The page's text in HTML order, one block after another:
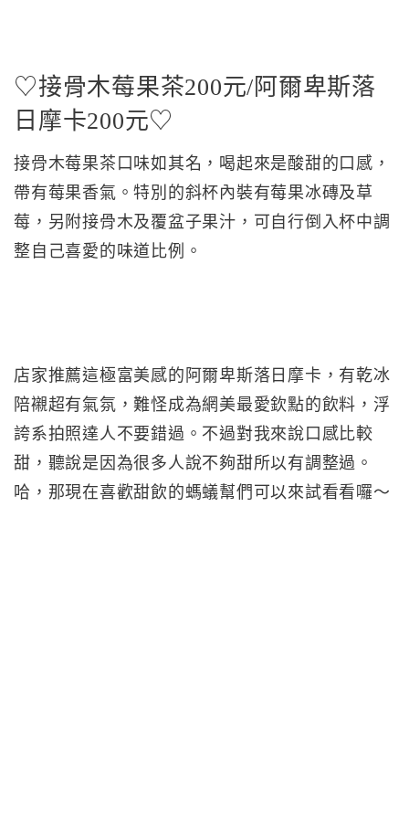
♡接骨木莓果茶200元/阿爾卑斯落
日摩卡200元♡
接骨木莓果茶口味如其名，喝起來是酸甜的口感，
帶有莓果香氣。特別的斜杯內裝有莓果冰磚及草
莓，另附接骨木及覆盆子果汁，可自行倒入杯中調
整自己喜愛的味道比例。
店家推薦這極富美感的阿爾卑斯落日摩卡，有乾冰
陪襯超有氣氛，難怪成為網美最愛欽點的飲料，浮
誇系拍照達人不要錯過。不過對我來說口感比較
甜，聽說是因為很多人說不夠甜所以有調整過。
哈，那現在喜歡甜飲的螞蟻幫們可以來試看看囉～